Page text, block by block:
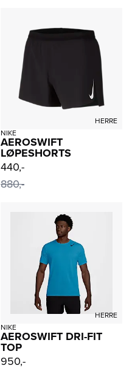
HERRE
NIKE
AEROSWIFT
LØPESHORTS
440,-
880,-
HERRE
NIKE
AEROSWIFT DRI-FIT
TOP
950,-